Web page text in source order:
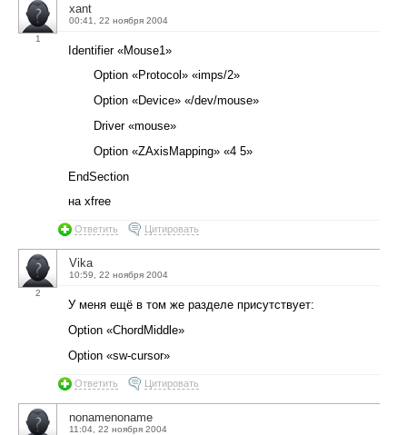
1
xant
00:41, 22 ноября 2004
Identifier «Mouse1»
Option «Protocol» «imps/2»
Option «Device» «/dev/mouse»
Driver «mouse»
Option «ZAxisMapping» «4 5»
EndSection
на xfree
Ответить Цитировать
2
Vika
10:59, 22 ноября 2004
У меня ещё в том же разделе присутствует:
Option «ChordMiddle»
Option «sw-cursor»
Ответить Цитировать
nonamenoname
11:04, 22 ноября 2004